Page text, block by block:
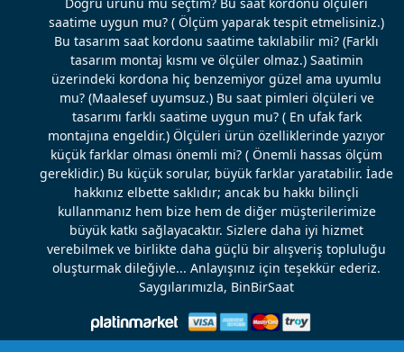
saatime uygun mu? ( Ölçüm yaparak tespit etmelisiniz.)
Bu tasarım saat kordonu saatime takılabilir mi? (Farklı
tasarım montaj kısmı ve ölçüler olmaz.) Saatimin
üzerindeki kordona hiç benzemiyor güzel ama uyumlu
mu? (Maalesef uyumsuz.) Bu saat pimleri ölçüleri ve
tasarımı farklı saatime uygun mu? ( En ufak fark
montajına engeldir.) Ölçüleri ürün özelliklerinde yazıyor
küçük farklar olması önemli mi? ( Önemli hassas ölçüm
gereklidir.) Bu küçük sorular, büyük farklar yaratabilir. İade
hakkınız elbette saklıdır; ancak bu hakkı bilinçli
kullanmanız hem bize hem de diğer müşterilerimize
büyük katkı sağlayacaktır. Sizlere daha iyi hizmet
verebilmek ve birlikte daha güçlü bir alışveriş topluluğu
oluşturmak dileğiyle... Anlayışınız için teşekkür ederiz.
Saygılarımızla, BinBirSaat